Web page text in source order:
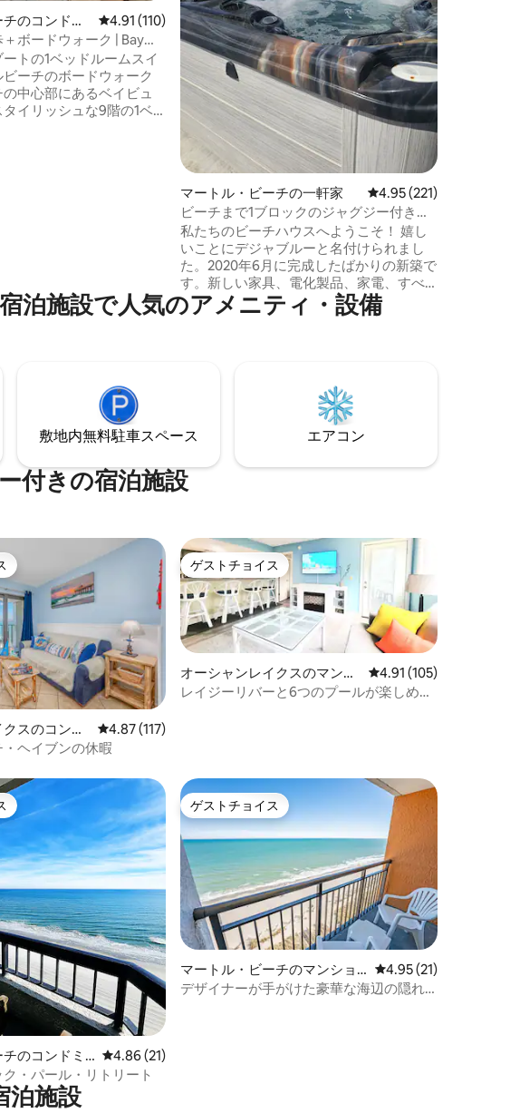
星の平均評価
のコンドミ
レビュー110件、5つ星中4.91つ星の平均評価
4.91 (110)
ボードウォーク | Bay
トの1ベッドルームスイ
ーチのボードウォーク
中心部にあるベイビュ
イリッシュな9階の1ベ
ング、ダイニング、ア
数分。
マートル・ビーチの一軒家 レビュー221件、5つ
4.95 (221)
ビーチまで1ブロックのジャグジー付きビ
ーチハウス
私たちのビーチハウスへようこそ！ 嬉し
いことにデジャブルーと名付けられまし
た。2020年6月に完成したばかりの新築で
す。新しい家具、電化製品、家電、すべ
てが新品です。ビーチ＆オーシャンブル
バードから1ブロックです。 レンタルの特
ーム：クイーンベッドサイズのソファベ
ッド、ボードゲーム、65インチのスマー
トテレビを備えたビーチスタイルの家具
ジャグジーは共有ではありません。 家の
詳細については、下記の「お部屋」をご
覧ください。
泊⁠施⁠設⁠で人⁠気⁠のア⁠メ⁠ニ⁠テ⁠ィ・設⁠備
敷地内無料駐⁠車ス⁠ペ⁠ー⁠ス エアコン
付きの宿泊施設
星の平均評価
スのコンド
レビュー117件、5つ星中4.87つ星の平均評価
4.87 (117)
ヘイブンの休暇
ゲストチョイス
ゲストチョイス
オーシャンレイクスのマンシ
ョン・アパート
レビュー105件、5つ
4.91 (105)
レイジーリバーと6つのプールが楽しめる
星の平均評価
のコンドミ
レビュー21件、5つ星中4.86つ星の平均評価
4.86 (21)
・パール・リトリート
ゲストチョイス
ゲストチョイス
マートル・ビーチのマンショ
ン・アパート
レビュー21件、5つ
4.95 (21)
デザイナーが手がけた豪華な海辺の隠れ
泊施設